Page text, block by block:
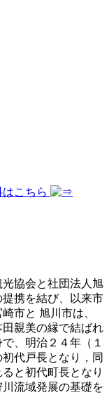
こちら
協会と社団法人旭
携を結び、以来市
市と 旭川市は、
親美の縁で結ばれ
、明治２４年（１
代戸長となり，同
と初代町長となり
流域発展の基礎を